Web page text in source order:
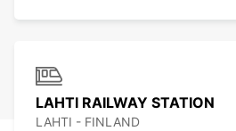
LAHTI RAILWAY STATION
LAHTI - FINLAND